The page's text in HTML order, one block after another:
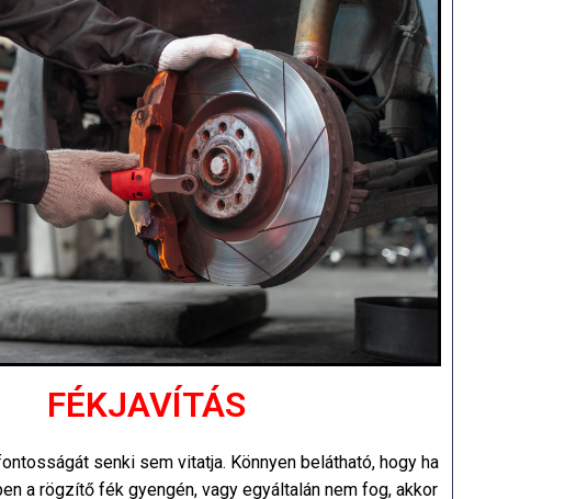
FÉKJAVÍTÁS
senki sem vitatja. Könnyen belátható, hogy ha
a rögzítő fék gyengén, vagy egyáltalán nem fog, akkor